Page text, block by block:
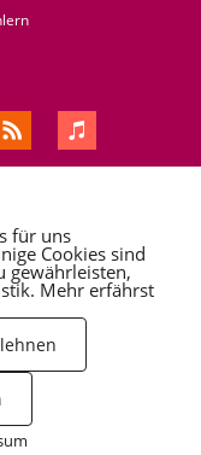
für uns
Cookies sind
gewährleisten,
Mehr erfährst